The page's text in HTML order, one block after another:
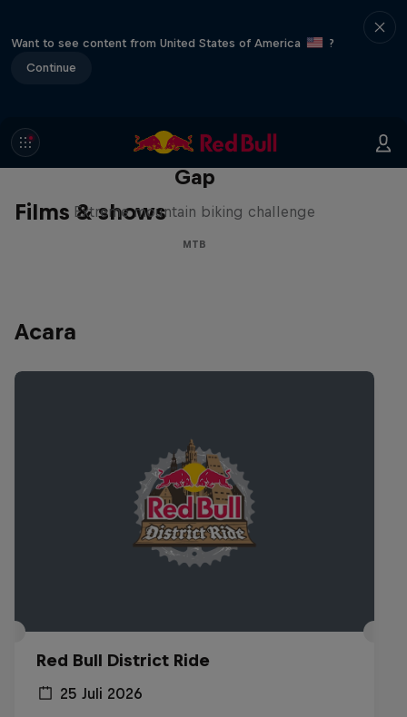
Want to see content from United States of America
?
Continue
Films & shows
Matt Jones: The Impossible
Gap
Extreme mountain biking challenge
MTB
Acara
Red Bull District Ride
25 Juli 2026